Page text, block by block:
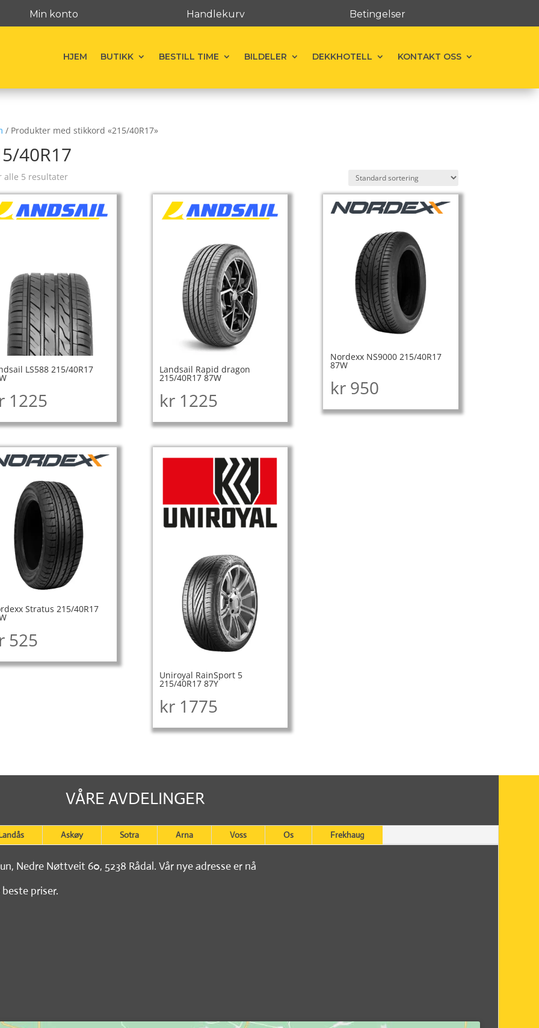
Min konto Handlekurv Betingelser
HJEM BUTIKK BESTILL TIME BILDELER DEKKHOTELL KONTAKT OSS
/ Produkter med stikkord «215/40R17»
40R17
alle 5 resultater
LS588 215/40R17
1225
Landsail Rapid dragon
215/40R17 87W
kr 1225
Nordexx NS9000 215/40R17
87W
kr950
Stratus 215/40R17
525
Uniroyal RainSport 5
215/40R17 87Y
kr 1775
VÅRE AVDELINGER
Askøy Sotra Arna Voss Os Frekhaug
Nedre Nøttveit 60, 5238 Rådal. Vår nye adresse er nå
priser.